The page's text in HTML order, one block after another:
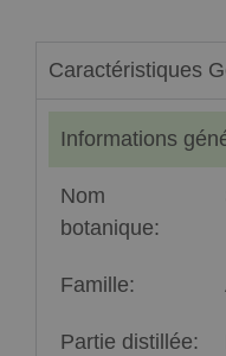
Caractéristiques
Informations
Nom
botanique:
Famille:
Partie distillée: